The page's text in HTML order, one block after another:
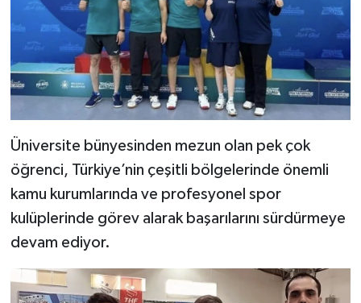
Üniversite bünyesinden mezun olan pek çok
öğrenci, Türkiye’nin çeşitli bölgelerinde önemli
kamu kurumlarında ve profesyonel spor
kulüplerinde görev alarak başarılarını sürdürmeye
devam ediyor.